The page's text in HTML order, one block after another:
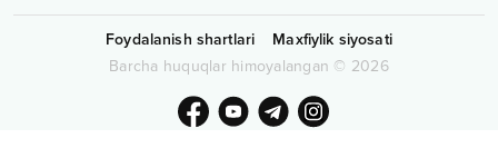
Foydalanish shartlari
Maxfiylik siyosati
Barcha huquqlar himoyalangan © 2026